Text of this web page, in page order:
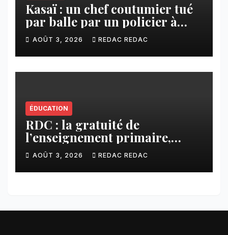
Kasaï : un chef coutumier tué
par balle par un policier à
Kamuesha, la tension monte
AOÛT 3, 2026 REDAC REDAC
ÉDUCATION
RDC : la gratuité de
l’enseignement primaire,
vision phare du Président
Félix Tshisekedi réaffirmée
par une circulaire du
AOÛT 3, 2026 REDAC REDAC